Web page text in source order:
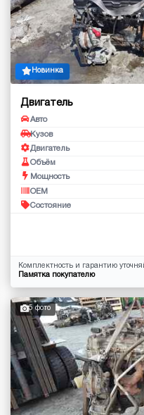
Новинка
Двигатель
Авто
Кузов
Двигатель
Объём
Мощность
OEM
Состояние
Комплектность и гарантию
Памятка покупателю
5 фото